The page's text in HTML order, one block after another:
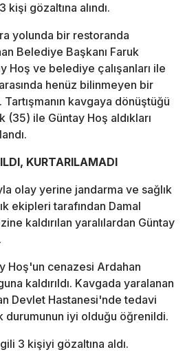
kişi gözaltına alındı.
yolunda bir restoranda
Belediye Başkanı Faruk
Hoş ve belediye çalışanları ile
henüz bilinmeyen bir
Tartışmanın kavgaya dönüştüğü
(35) ile Güntay Hoş aldıkları
KURTARILAMADI
olay yerine jandarma ve sağlık
ekipleri tarafından Damal
kaldırılan yaralılardan Güntay
Hoş'un cenazesi Ardahan
kaldırıldı. Kavgada yaralanan
Devlet Hastanesi'nde tedavi
durumunun iyi olduğu öğrenildi.
3 kişiyi gözaltına aldı.